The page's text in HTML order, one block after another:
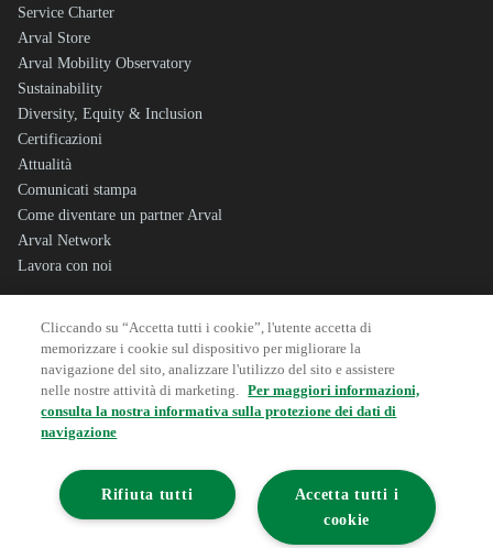
Service Charter
Arval Store
Arval Mobility Observatory
Sustainability
Diversity, Equity & Inclusion
Certificazioni
Attualità
Comunicati stampa
Come diventare un partner Arval
Arval Network
Lavora con noi
Sitemap
Note Legali
Dati societari
Privacy
Cookie Policy
Whistleblowing
Segnalazione Illeciti
Cliccando su “Accetta tutti i cookie”, l'utente accetta di
memorizzare i cookie sul dispositivo per migliorare la
navigazione del sito, analizzare l'utilizzo del sito e assistere
nelle nostre attività di marketing. Per maggiori informazioni,
consulta la nostra informativa sulla protezione dei dati di
navigazione
Accetta tutti i
cookie
Rifiuta tutti